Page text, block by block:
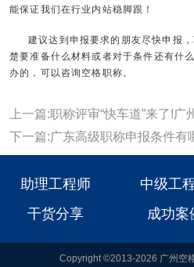
能保证我们在行业内站稳脚跟！
建议达到申报要求的朋友尽快申报
楚要准备什么材料或者对于条件还有什
办的，可以咨询空格职称。
上一篇:职称评审“快车道”来了!
下一篇:广东高级职称申报条件有
助理工程师 中级工
干货分享
成功案
Copyright ©2013-2026 广州空